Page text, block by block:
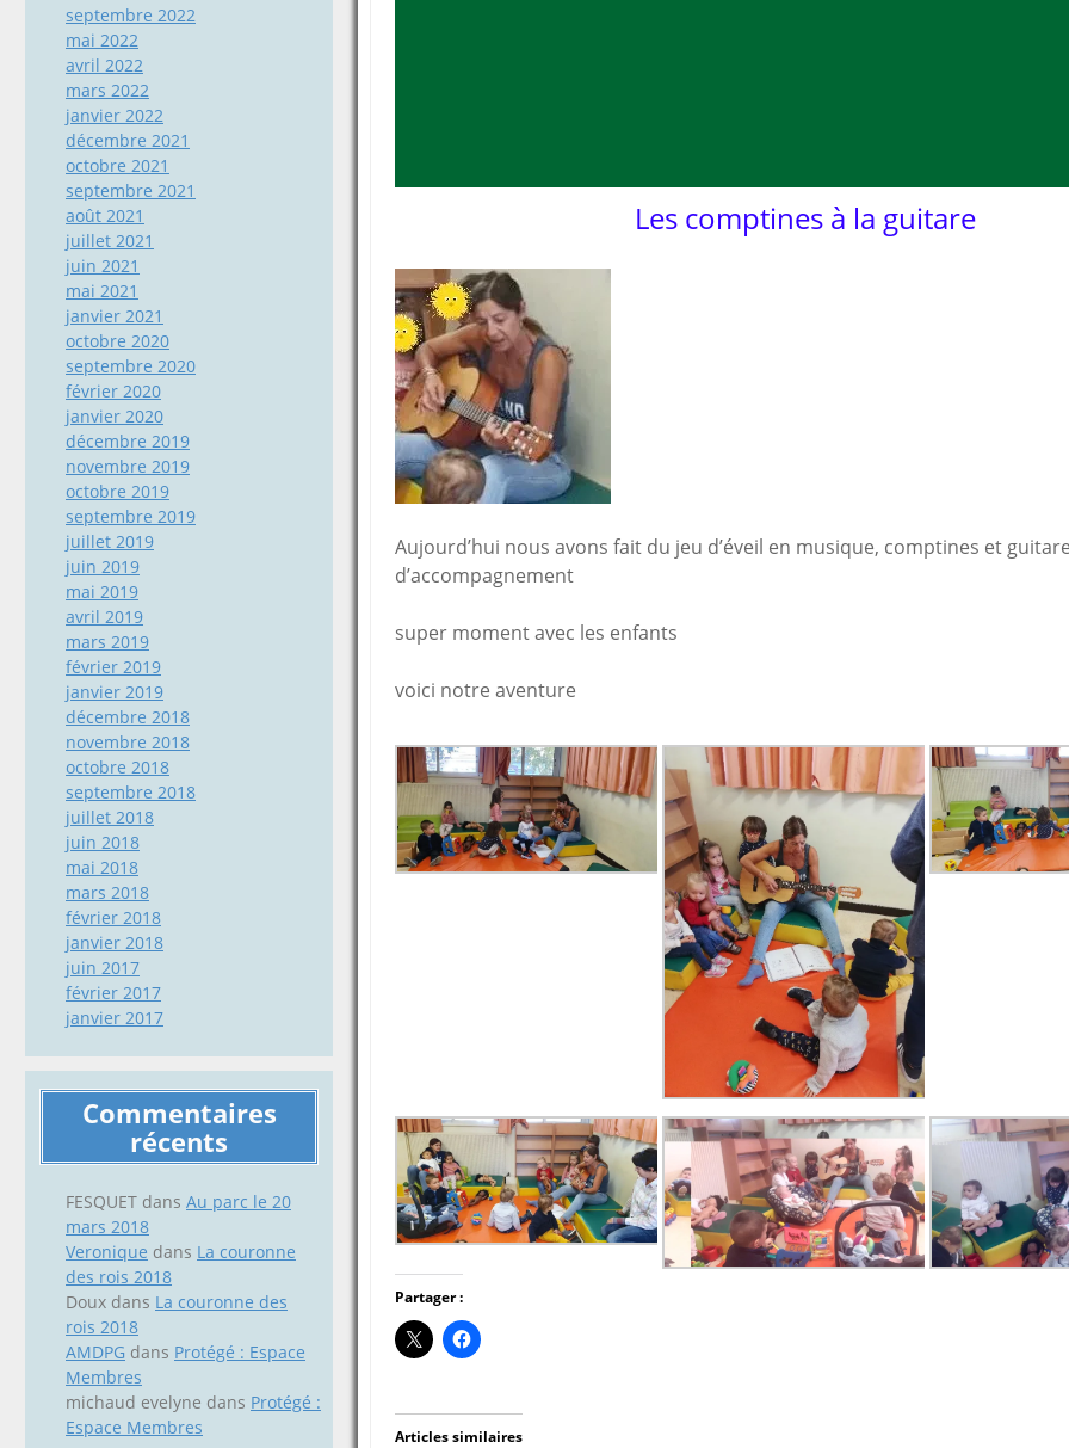
septembre 2022
mai 2022
avril 2022
mars 2022
janvier 2022
décembre 2021
octobre 2021
septembre 2021
août 2021
juillet 2021
juin 2021
mai 2021
janvier 2021
octobre 2020
septembre 2020
février 2020
janvier 2020
décembre 2019
novembre 2019
octobre 2019
septembre 2019
juillet 2019
juin 2019
mai 2019
avril 2019
mars 2019
février 2019
janvier 2019
décembre 2018
novembre 2018
octobre 2018
septembre 2018
juillet 2018
juin 2018
mai 2018
mars 2018
février 2018
janvier 2018
juin 2017
février 2017
janvier 2017
Commentaires
récents
FESQUET dans Au parc le 20
mars 2018
Veronique dans La couronne
des rois 2018
Doux dans La couronne des
rois 2018
AMDPG dans Protégé : Espace
Membres
michaud evelyne dans Protégé :
Espace Membres
Les comptines à la guitare
Aujourd’hui nous avons fait du jeu d’éveil en musique, comptines et
d’accompagnement
super moment avec les enfants
voici notre aventure
Partager :
Articles similaires